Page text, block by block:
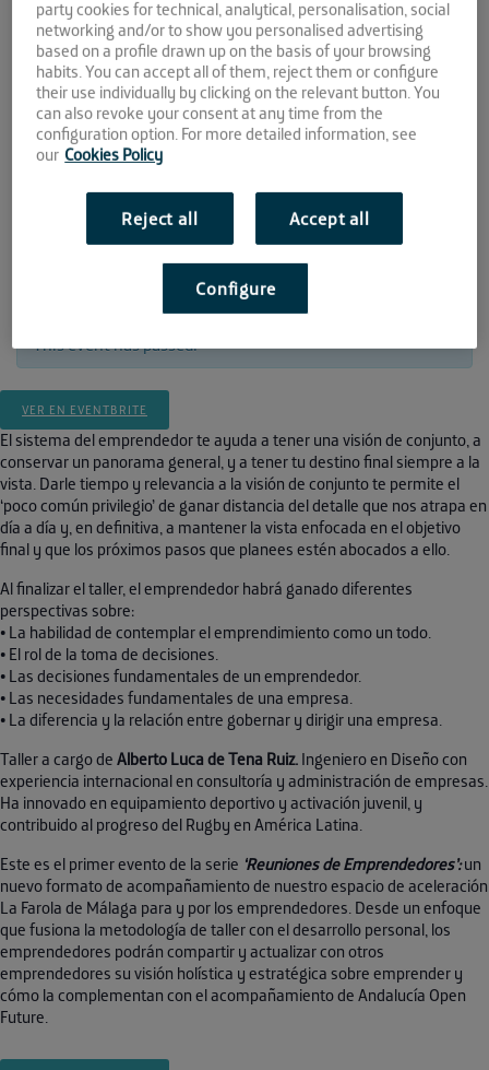
09 NOV
2021
11:00 - 13:00
Planta 1ª.
This event has passed.
VER EN EVENTBRITE
El sistema del emprendedor te ayuda a tener una visión de conjunto, a
conservar un panorama general, y a tener tu destino final siempre a la
vista. Darle tiempo y relevancia a la visión de conjunto te permite el
‘poco común privilegio’ de ganar distancia del detalle que nos atrapa en
día a día y, en definitiva, a mantener la vista enfocada en el objetivo
final y que los próximos pasos que planees estén abocados a ello.
Al finalizar el taller, el emprendedor habrá ganado diferentes
perspectivas sobre:
• La habilidad de contemplar el emprendimiento como un todo.
• El rol de la toma de decisiones.
• Las decisiones fundamentales de un emprendedor.
• Las necesidades fundamentales de una empresa.
• La diferencia y la relación entre gobernar y dirigir una empresa.
Taller a cargo de Alberto Luca de Tena Ruiz. Ingeniero en Diseño con
experiencia internacional en consultoría y administración de empresas.
Ha innovado en equipamiento deportivo y activación juvenil, y
contribuido al progreso del Rugby en América Latina.
Este es el primer evento de la serie ‘Reuniones de Emprendedores’:un
nuevo formato de acompañamiento de nuestro espacio de aceleración
La Farola de Málaga para y por los emprendedores. Desde un enfoque
que fusiona la metodología de taller con el desarrollo personal, los
emprendedores podrán compartir y actualizar con otros
emprendedores su visión holística y estratégica sobre emprender y
cómo la complementan con el acompañamiento de Andalucía Open
Future.
party cookies for technical, analytical, personalisation, social
networking and/or to show you personalised advertising
based on a profile drawn up on the basis of your browsing
habits. You can accept all of them, reject them or configure
their use individually by clicking on the relevant button. You
can also revoke your consent at any time from the
configuration option. For more detailed information, see
our Cookies Policy
Reject all Accept all
Configure